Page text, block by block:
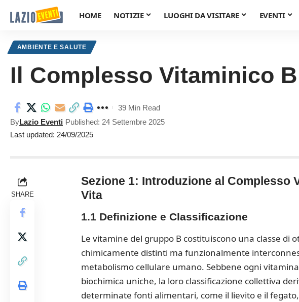
HOME NOTIZIE LUOGHI DA VISITARE EVENTI
AMBIENTE E SALUTE
Il Complesso Vitaminico B
Last updated: 24/09/2025
ByLazio Eventi Published: 24 Settembre 2025
39 Min Read
SHARE
Sezione 1: Introduzione al Complesso
Vita
1.1 Definizione e Classificazione
Le vitamine del gruppo B costituiscono una classe di
chimicamente distinti ma funzionalmente
metabolismo cellulare umano. Sebbene ogni
biochimica uniche, la loro classificazione collettiva
determinate fonti alimentari, come il lievito e il